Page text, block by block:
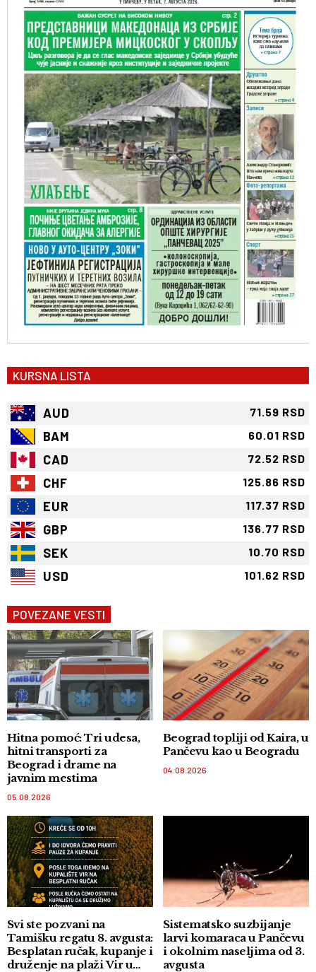
KURSNA LISTA
AUD 71.59 RSD
BAM 60.01 RSD
CAD 72.52 RSD
CHF 125.86 RSD
EUR 117.37 RSD
GBP 136.77 RSD
SEK 10.70 RSD
USD 101.62 RSD
POVEZANE VESTI
Hitna pomoć: Tri udesa,
hitni transporti za
Beograd i drame na
javnim mestima
05.08.2026
Beograd topliji od Kaira, u
Pančevu kao u Beogradu
04.08.2026
Svi ste pozvani na
Tamišku regatu 8. avgusta:
Besplatan ručak, kupanje i
druženje na plaži Vir u
Sistematsko suzbijanje
larvi komaraca u Pančevu
i okolnim naseljima od 3.
avgusta